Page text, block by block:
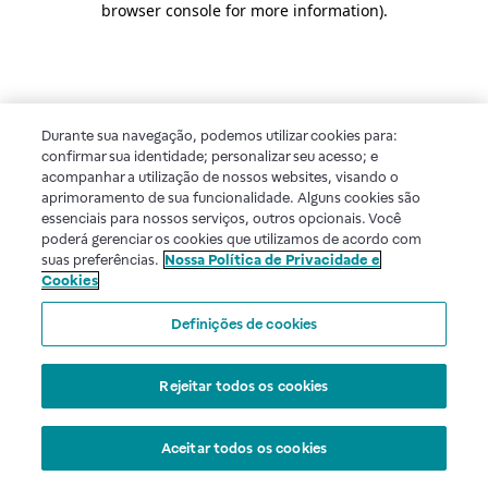
browser console for more information).
Durante sua navegação, podemos utilizar cookies para:
confirmar sua identidade; personalizar seu acesso; e
acompanhar a utilização de nossos websites, visando o
aprimoramento de sua funcionalidade. Alguns cookies são
essenciais para nossos serviços, outros opcionais. Você
poderá gerenciar os cookies que utilizamos de acordo com
suas preferências. Nossa Política de Privacidade e
Cookies
Definições de cookies
Rejeitar todos os cookies
Aceitar todos os cookies